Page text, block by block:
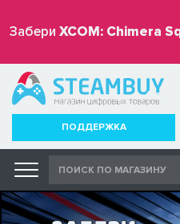
Забери XCOM: Chimera
ПОДДЕРЖКА